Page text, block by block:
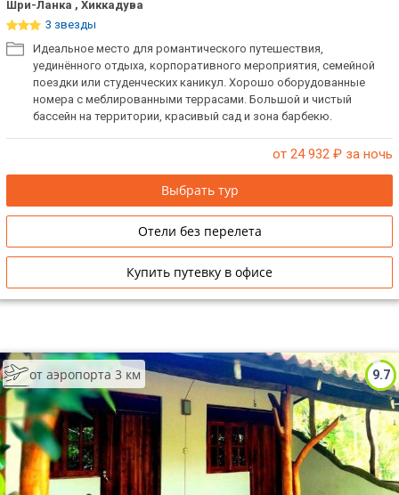
Шри-Ланка , Хиккадува
3 звезды
Идеальное место для романтического путешествия,
уединённого отдыха, корпоративного мероприятия, семейной
поездки или студенческих каникул. Хорошо оборудованные
номера с меблированными террасами. Большой и чистый
бассейн на территории, красивый сад и зона барбекю.
от 24 932 ₽ за ночь
Выбрать тур
Отели без перелета
Купить путевку в офисе
9.7
от аэропорта 3 км